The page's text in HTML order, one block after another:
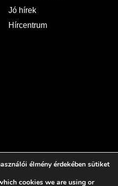
Jó hírek
Hírcentrum
Minden jog fenntartva.
Feltételek
élmény érdekében sütiket
cookies we are using or